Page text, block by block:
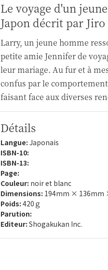
Le voyage d'un
Japon décrit par Jiro
Larry, un jeune homme
petite amie Jennifer de
leur mariage. Au fur et à
confus par le
faisant face aux diverses
Détails
Langue: Japonais
ISBN-10:
ISBN-13:
Page:
Couleur: noir et blanc
Dimensions: 194mm × 136mm
Poids: 420ｇ
Parution:
Editeur: Shogakukan Inc.